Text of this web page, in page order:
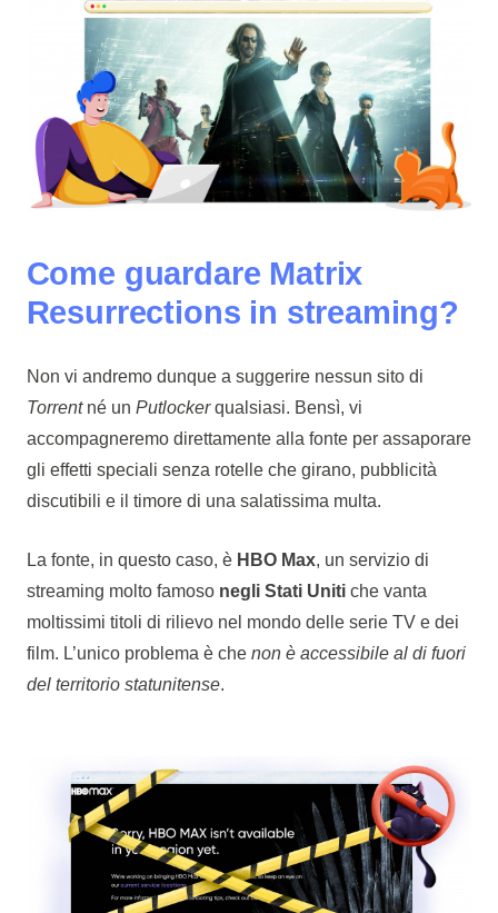
Come guardare Matrix
Resurrections in streaming?
Non vi andremo dunque a suggerire nessun sito di
Torrentné un Putlockerqualsiasi. Bensì, vi
accompagneremo direttamente alla fonte per assaporare
gli effetti speciali senza rotelle che girano, pubblicità
discutibili e il timore di una salatissima multa.
La fonte, in questo caso, è HBO Max, un servizio di
streaming molto famoso negli Stati Unitiche vanta
moltissimi titoli di rilievo nel mondo delle serie TV e dei
film. L’unico problema è che non è accessibile al di fuori
del territorio statunitense.